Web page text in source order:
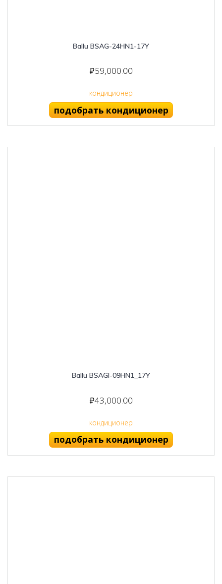
Ballu BSAG-24HN1-17Y
₽59,000.00
кондиционер
подобрать кондиционер
Ballu BSAGI-09HN1_17Y
₽43,000.00
кондиционер
подобрать кондиционер